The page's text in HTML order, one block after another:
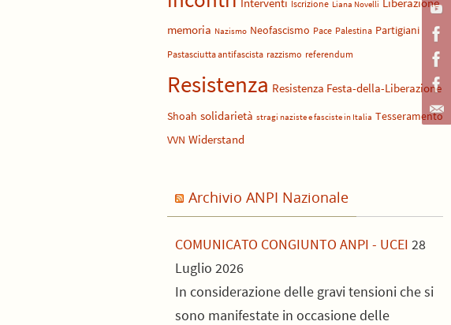
Interventi Iscrizione Liana Novelli
memoria Nazismo Neofascismo Pace Palestina Partigiani
Pastasciutta antifascista razzismo referendum
Resistenza Resistenza Festa-della-Liberazione
Shoah solidarietà stragi naziste e fasciste in Italia Tesseramento
VVN Widerstand
Archivio ANPI Nazionale
COMUNICATO CONGIUNTO ANPI - UCEI 28
Luglio 2026
In considerazione delle gravi tensioni che si
sono manifestate in occasione delle